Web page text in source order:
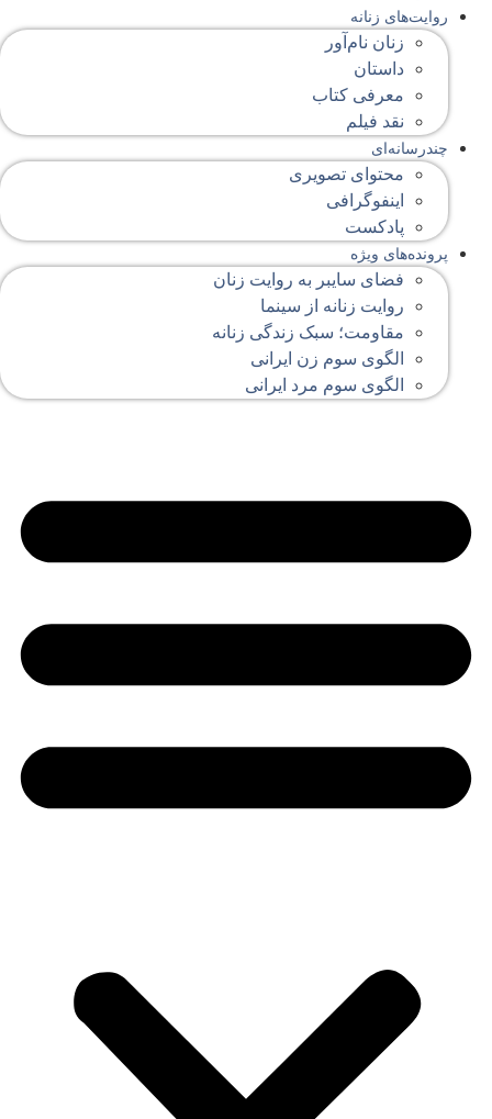
روایت‌های زنانه
زنان نام‌آور
داستان
معرفی کتاب
نقد فیلم
چندرسانه‌ای
محتوای تصویری
اینفوگرافی
پادکست
پرونده‌های ویژه
فضای سایبر به روایت زنان
روایت زنانه از سینما
مقاومت؛ سبک زندگی زنانه
الگوی سوم زن ایرانی
الگوی سوم مرد ایرانی